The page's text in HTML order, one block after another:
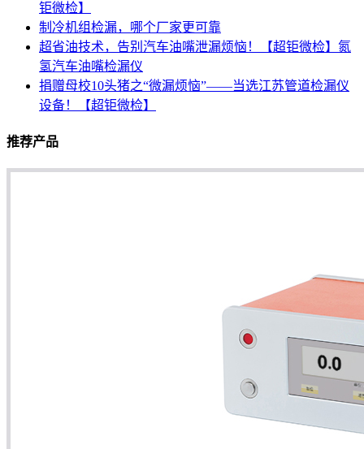
钜微检】
制冷机组检漏，哪个厂家更可靠
超省油技术，告别汽车油嘴泄漏烦恼！【超钜微检】氮
氢汽车油嘴检漏仪
捐赠母校10头猪之“微漏烦恼”——当选江苏管道检漏仪
设备！【超钜微检】
推荐产品